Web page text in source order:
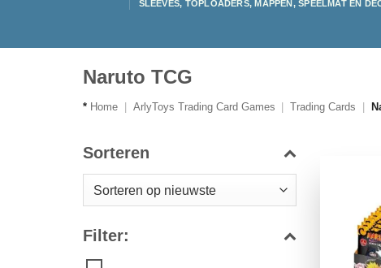
SLEEVES, TOPLOADERS, MAPPEN, SPEELMAT EN
Naruto TCG
* Home ArlyToys Trading Card Games Trading Cards
Sorteren
Filter: